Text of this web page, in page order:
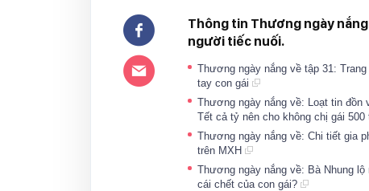
Thông tin Thương ngày
người tiếc nuối.
Thương ngày nắng về tập 31:
tay con gái
Thương ngày nắng về: Loạt tin
Tết cả tỷ nên cho không chị gái 500
Thương ngày nắng về: Chi tiết gia
trên MXH
Thương ngày nắng về: Bà Nhung
cái chết của con gái?